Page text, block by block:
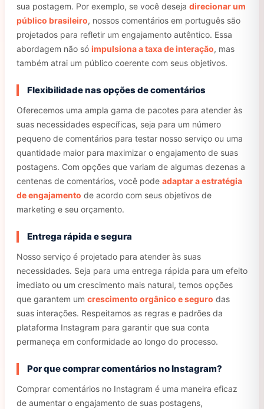
sua postagem. Por exemplo, se você deseja direcionar um
público brasileiro, nossos comentários em português são
projetados para refletir um engajamento autêntico. Essa
abordagem não só impulsiona a taxa de interação, mas
também atrai um público coerente com seus objetivos.
Flexibilidade nas opções de comentários
Oferecemos uma ampla gama de pacotes para atender às
suas necessidades específicas, seja para um número
pequeno de comentários para testar nosso serviço ou uma
quantidade maior para maximizar o engajamento de suas
postagens. Com opções que variam de algumas dezenas a
centenas de comentários, você pode adaptar a estratégia
de engajamento de acordo com seus objetivos de
marketing e seu orçamento.
Entrega rápida e segura
Nosso serviço é projetado para atender às suas
necessidades. Seja para uma entrega rápida para um efeito
imediato ou um crescimento mais natural, temos opções
que garantem um crescimento orgânico e seguro das
suas interações. Respeitamos as regras e padrões da
plataforma Instagram para garantir que sua conta
permaneça em conformidade ao longo do processo.
Por que comprar comentários no Instagram?
Comprar comentários no Instagram é uma maneira eficaz
de aumentar o engajamento de suas postagens,